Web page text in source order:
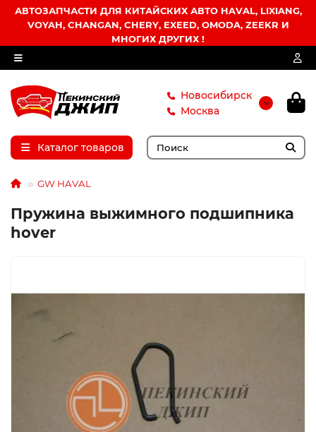
АВТОЗАПЧАСТИ ДЛЯ КИТАЙСКИХ АВТО HAVAL, LIXIANG,
VOYAH, CHANGAN, CHERY, EXEED, OMODA, ZEEKR И
МНОГИХ ДРУГИХ !
Новосибирск
Москва
Каталог товаров
GW HAVAL
Пружина выжимного подшипника
hover